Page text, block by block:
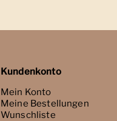
Kundenkonto
Mein Konto
Meine Bestellungen
Wunschliste